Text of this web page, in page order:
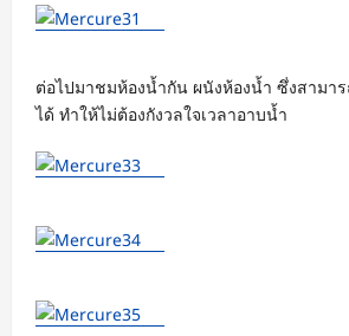
ต่อไปมาชมห้องน้ำกัน ผนังห้องน้ำ ซึ่งสามา
ได้ ทำให้ไม่ต้องกังวลใจเวลาอาบน้ำ